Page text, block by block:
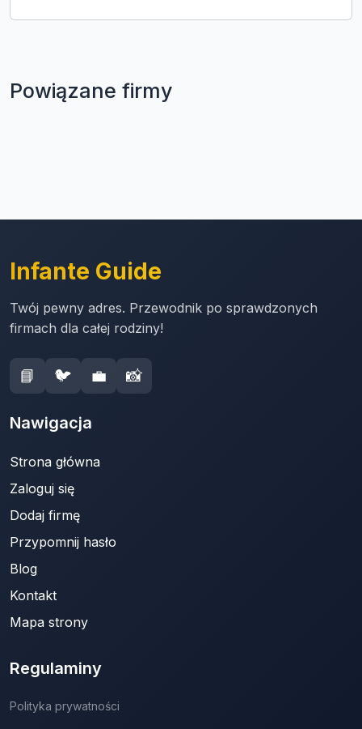
Powiązane firmy
Infante Guide
Twój pewny adres. Przewodnik po sprawdzonych
firmach dla całej rodziny!
📘 🐦 💼 📸
Nawigacja
Strona główna
Zaloguj się
Dodaj firmę
Przypomnij hasło
Blog
Kontakt
Mapa strony
Regulaminy
Polityka prywatności